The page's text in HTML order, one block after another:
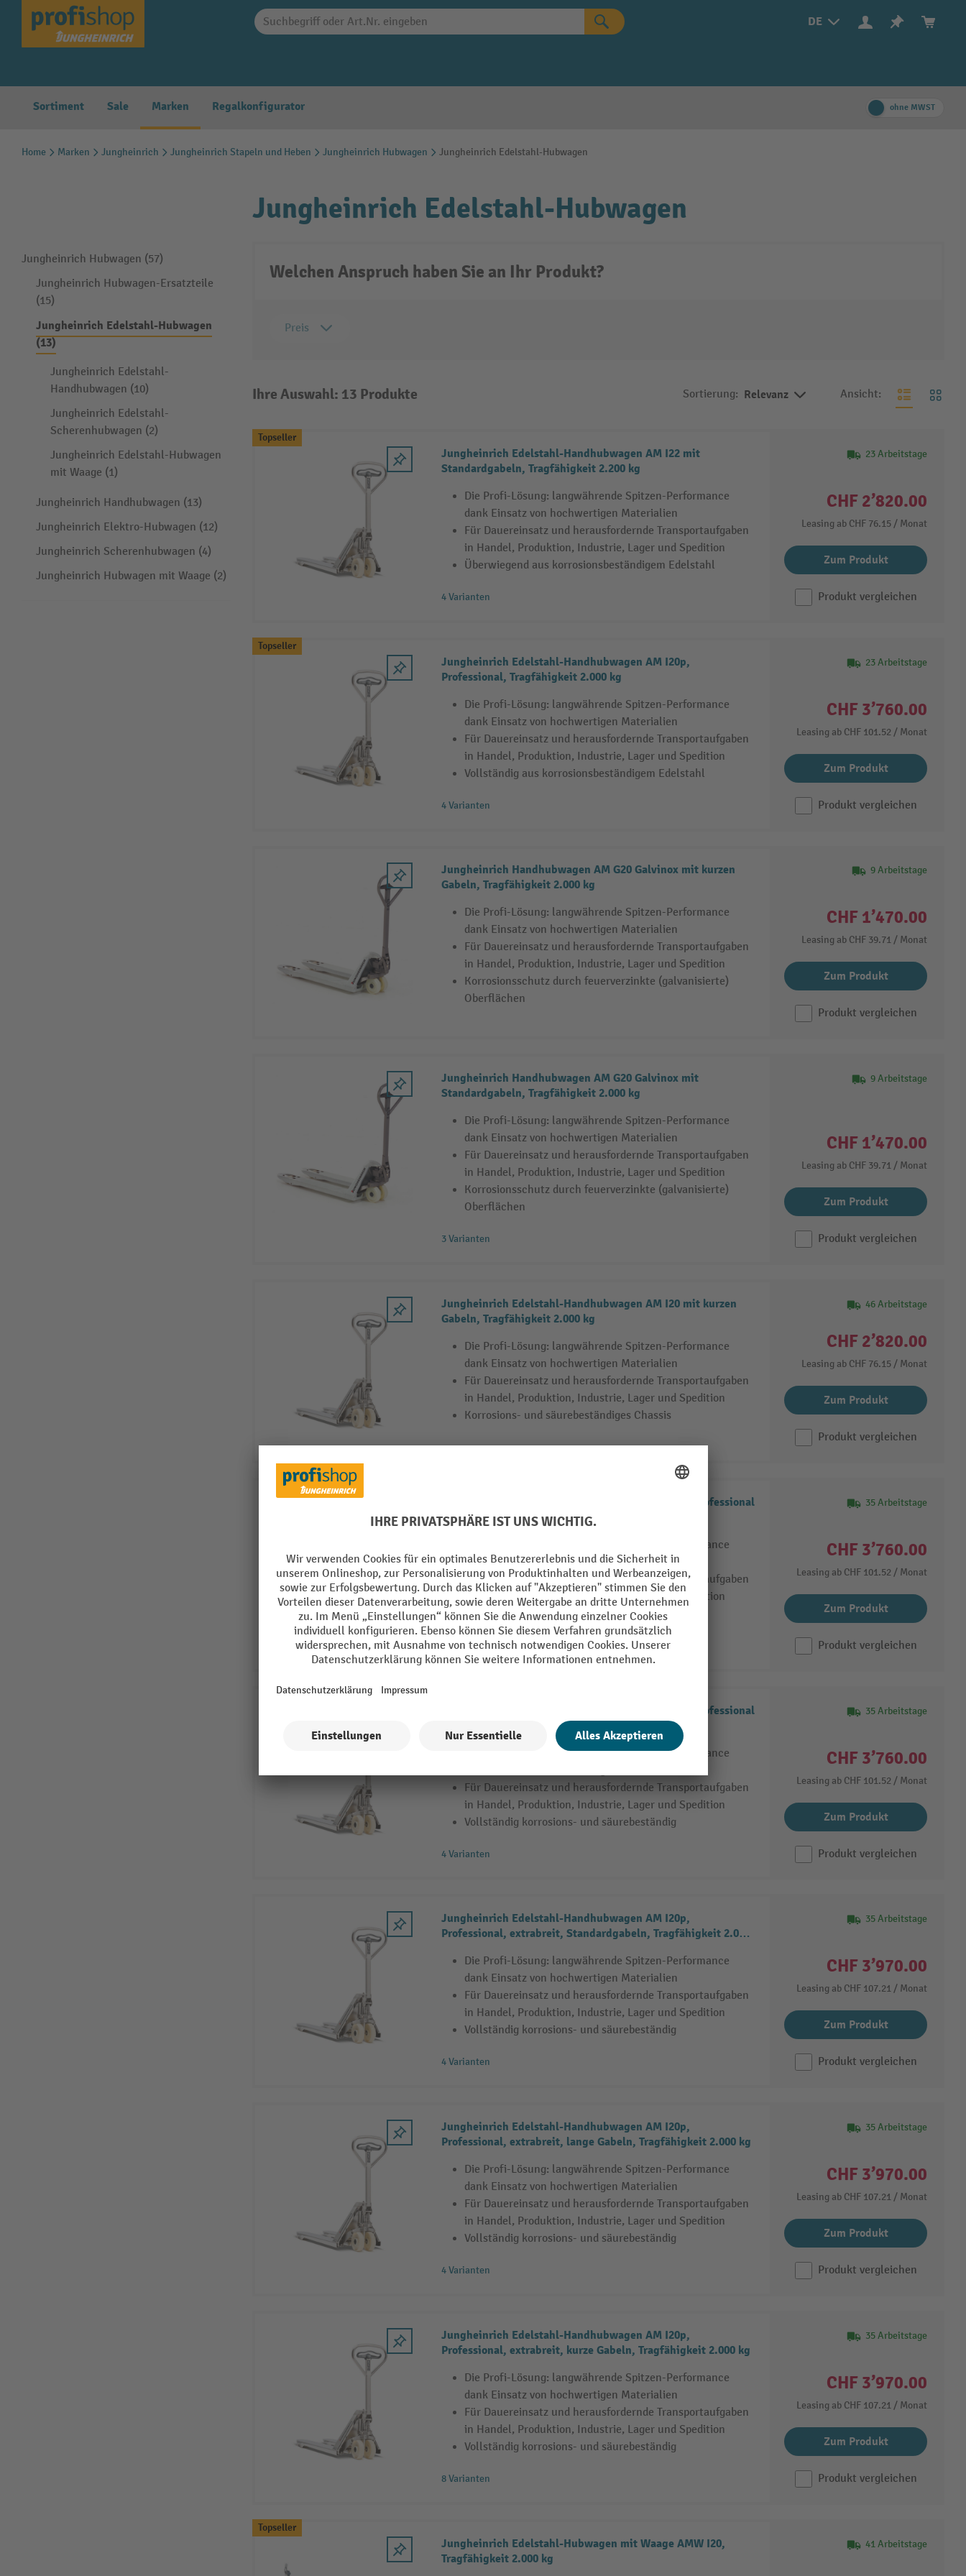
Zur Hauptnavigation springen DE
Sortiment Sale Marken Regalkonfigurator ohne MWST
Home Marken Jungheinrich Jungheinrich Stapeln und Heben Jungheinrich Hubwagen Jungheinrich Edelstahl-Hubwagen
Jungheinrich Hubwagen (57)
Jungheinrich Hubwagen-Ersatzteile
(15)
Jungheinrich Edelstahl-Hubwagen
(13)
Jungheinrich Edelstahl-
Handhubwagen (10)
Jungheinrich Edelstahl-
Scherenhubwagen (2)
Jungheinrich Edelstahl-Hubwagen
mit Waage (1)
Jungheinrich Handhubwagen (13)
Jungheinrich Elektro-Hubwagen (12)
Jungheinrich Scherenhubwagen (4)
Jungheinrich Hubwagen mit Waage (2)
Jungheinrich Edelstahl-Hubwagen
Welchen Anspruch haben Sie an Ihr Produkt?
Preis
Ihre Auswahl: 13 Produkte Sortierung: Relevanz Ansicht:
Topseller
Jungheinrich Edelstahl-Handhubwagen AM I22 mit
Standardgabeln, Tragfähigkeit 2.200 kg
Die Profi-Lösung: langwährende Spitzen-Performance
dank Einsatz von hochwertigen Materialien
Für Dauereinsatz und herausfordernde Transportaufgaben
in Handel, Produktion, Industrie, Lager und Spedition
Überwiegend aus korrosionsbeständigem Edelstahl
4 Varianten
23 Arbeitstage
CHF 2’820.00
Leasing ab CHF 76.15 / Monat
Zum Produkt
Produkt vergleichen
Topseller
Jungheinrich Edelstahl-Handhubwagen AM I20p,
Professional, Tragfähigkeit 2.000 kg
Die Profi-Lösung: langwährende Spitzen-Performance
dank Einsatz von hochwertigen Materialien
Für Dauereinsatz und herausfordernde Transportaufgaben
in Handel, Produktion, Industrie, Lager und Spedition
Vollständig aus korrosionsbeständigem Edelstahl
4 Varianten
23 Arbeitstage
CHF 3’760.00
Leasing ab CHF 101.52 / Monat
Zum Produkt
Produkt vergleichen
Jungheinrich Handhubwagen AM G20 Galvinox mit kurzen
Gabeln, Tragfähigkeit 2.000 kg
Die Profi-Lösung: langwährende Spitzen-Performance
dank Einsatz von hochwertigen Materialien
Für Dauereinsatz und herausfordernde Transportaufgaben
in Handel, Produktion, Industrie, Lager und Spedition
Korrosionsschutz durch feuerverzinkte (galvanisierte)
Oberflächen
9 Arbeitstage
CHF 1’470.00
Leasing ab CHF 39.71/ Monat
Zum Produkt
Produkt vergleichen
Jungheinrich Handhubwagen AM G20 Galvinox mit
Standardgabeln, Tragfähigkeit 2.000 kg
Die Profi-Lösung: langwährende Spitzen-Performance
dank Einsatz von hochwertigen Materialien
Für Dauereinsatz und herausfordernde Transportaufgaben
in Handel, Produktion, Industrie, Lager und Spedition
Korrosionsschutz durch feuerverzinkte (galvanisierte)
Oberflächen
3 Varianten
9 Arbeitstage
CHF 1’470.00
Leasing ab CHF 39.71 / Monat
Zum Produkt
Produkt vergleichen
Jungheinrich Edelstahl-Handhubwagen AM I20 mit kurzen
Gabeln, Tragfähigkeit 2.000 kg
Die Profi-Lösung: langwährende Spitzen-Performance
dank Einsatz von hochwertigen Materialien
Für Dauereinsatz und herausfordernde Transportaufgaben
in Handel, Produktion, Industrie, Lager und Spedition
Korrosions- und säurebeständiges Chassis
46 Arbeitstage
CHF 2’820.00
Leasing ab CHF 76.15 / Monat
Zum Produkt
Produkt vergleichen
Jungheinrich Edelstahl-Handhubwagen AM I20p, Professional
mit kurzen Gabeln, Tragfähigkeit 2.000 kg
Die Profi-Lösung: langwährende Spitzen-Performance
dank Einsatz von hochwertigen Materialien
Für Dauereinsatz und herausfordernde Transportaufgaben
in Handel, Produktion, Industrie, Lager und Spedition
Vollständig korrosions- und säurebeständig
8 Varianten
35 Arbeitstage
CHF 3’760.00
Leasing ab CHF 101.52 / Monat
Zum Produkt
Produkt vergleichen
Jungheinrich Edelstahl-Handhubwagen AM I20p, Professional
mit langen Gabeln, Tragfähigkeit 2.000 kg
Die Profi-Lösung: langwährende Spitzen-Performance
Für Dauereinsatz und herausfordernde Transportaufgaben
in Handel, Produktion, Industrie, Lager und Spedition
Vollständig korrosions- und säurebeständig
4 Varianten
35 Arbeitstage
CHF 3’760.00
Leasing ab CHF 101.52 / Monat
Zum Produkt
Produkt vergleichen
Jungheinrich Edelstahl-Handhubwagen AM I20p,
Professional, extrabreit, Standardgabeln, Tragfähigkeit 2.000
Die Profi-Lösung: langwährende Spitzen-Performance
dank Einsatz von hochwertigen Materialien
Für Dauereinsatz und herausfordernde Transportaufgaben
in Handel, Produktion, Industrie, Lager und Spedition
Vollständig korrosions- und säurebeständig
4 Varianten
35 Arbeitstage
CHF 3’970.00
Leasing ab CHF 107.21 / Monat
Zum Produkt
Produkt vergleichen
Jungheinrich Edelstahl-Handhubwagen AM I20p,
Professional, extrabreit, lange Gabeln, Tragfähigkeit 2.000 kg
Die Profi-Lösung: langwährende Spitzen-Performance
dank Einsatz von hochwertigen Materialien
Für Dauereinsatz und herausfordernde Transportaufgaben
in Handel, Produktion, Industrie, Lager und Spedition
Vollständig korrosions- und säurebeständig
4 Varianten
35 Arbeitstage
CHF 3’970.00
Leasing ab CHF 107.21 / Monat
Zum Produkt
Produkt vergleichen
Jungheinrich Edelstahl-Handhubwagen AM I20p,
Professional, extrabreit, kurze Gabeln, Tragfähigkeit 2.000 kg
Die Profi-Lösung: langwährende Spitzen-Performance
dank Einsatz von hochwertigen Materialien
Für Dauereinsatz und herausfordernde Transportaufgaben
in Handel, Produktion, Industrie, Lager und Spedition
Vollständig korrosions- und säurebeständig
8 Varianten
35 Arbeitstage
CHF 3’970.00
Leasing ab CHF 107.21 / Monat
Zum Produkt
Produkt vergleichen
Topseller
Jungheinrich Edelstahl-Hubwagen mit Waage AMW I20,
Tragfähigkeit 2.000 kg
41 Arbeitstage